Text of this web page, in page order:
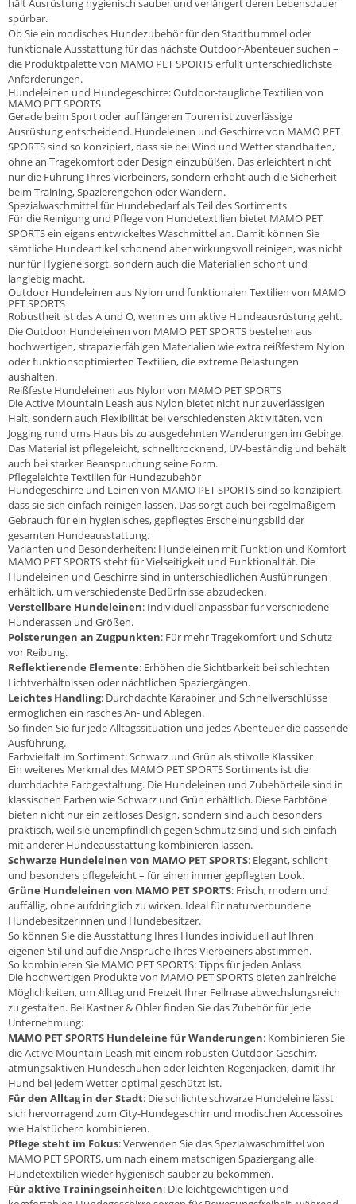
hält Ausrüstung hygienisch sauber und verlängert deren Lebensdauer
spürbar.
Ob Sie ein modisches Hundezubehör für den Stadtbummel oder
funktionale Ausstattung für das nächste Outdoor-Abenteuer suchen –
die Produktpalette von MAMO PET SPORTS erfüllt unterschiedlichste
Anforderungen.
Hundeleinen und Hundegeschirre: Outdoor-taugliche Textilien von
MAMO PET SPORTS
Gerade beim Sport oder auf längeren Touren ist zuverlässige
Ausrüstung entscheidend. Hundeleinen und Geschirre von MAMO PET
SPORTS sind so konzipiert, dass sie bei Wind und Wetter standhalten,
ohne an Tragekomfort oder Design einzubüßen. Das erleichtert nicht
nur die Führung Ihres Vierbeiners, sondern erhöht auch die Sicherheit
beim Training, Spazierengehen oder Wandern.
Spezialwaschmittel für Hundebedarf als Teil des Sortiments
Für die Reinigung und Pflege von Hundetextilien bietet MAMO PET
SPORTS ein eigens entwickeltes Waschmittel an. Damit können Sie
sämtliche Hundeartikel schonend aber wirkungsvoll reinigen, was nicht
nur für Hygiene sorgt, sondern auch die Materialien schont und
langlebig macht.
Outdoor Hundeleinen aus Nylon und funktionalen Textilien von MAMO
PET SPORTS
Robustheit ist das A und O, wenn es um aktive Hundeausrüstung geht.
Die Outdoor Hundeleinen von MAMO PET SPORTS bestehen aus
hochwertigen, strapazierfähigen Materialien wie extra reißfestem Nylon
oder funktionsoptimierten Textilien, die extreme Belastungen
aushalten.
Reißfeste Hundeleinen aus Nylon von MAMO PET SPORTS
Die Active Mountain Leash aus Nylon bietet nicht nur zuverlässigen
Halt, sondern auch Flexibilität bei verschiedensten Aktivitäten, von
Jogging rund ums Haus bis zu ausgedehnten Wanderungen im Gebirge.
Das Material ist pflegeleicht, schnelltrocknend, UV-beständig und behält
auch bei starker Beanspruchung seine Form.
Pflegeleichte Textilien für Hundezubehör
Hundegeschirre und Leinen von MAMO PET SPORTS sind so konzipiert,
dass sie sich einfach reinigen lassen. Das sorgt auch bei regelmäßigem
Gebrauch für ein hygienisches, gepflegtes Erscheinungsbild der
gesamten Hundeausstattung.
Varianten und Besonderheiten: Hundeleinen mit Funktion und Komfort
MAMO PET SPORTS steht für Vielseitigkeit und Funktionalität. Die
Hundeleinen und Geschirre sind in unterschiedlichen Ausführungen
erhältlich, um verschiedenste Bedürfnisse abzudecken.
Verstellbare Hundeleinen: Individuell anpassbar für verschiedene
Hunderassen und Größen.
Polsterungen an Zugpunkten: Für mehr Tragekomfort und Schutz
vor Reibung.
Reflektierende Elemente: Erhöhen die Sichtbarkeit bei schlechten
Lichtverhältnissen oder nächtlichen Spaziergängen.
Leichtes Handling: Durchdachte Karabiner und Schnellverschlüsse
ermöglichen ein rasches An- und Ablegen.
So finden Sie für jede Alltagssituation und jedes Abenteuer die passende
Ausführung.
Farbvielfalt im Sortiment: Schwarz und Grün als stilvolle Klassiker
Ein weiteres Merkmal des MAMO PET SPORTS Sortiments ist die
durchdachte Farbgestaltung. Die Hundeleinen und Zubehörteile sind in
klassischen Farben wie Schwarz und Grün erhältlich. Diese Farbtöne
bieten nicht nur ein zeitloses Design, sondern sind auch besonders
praktisch, weil sie unempfindlich gegen Schmutz sind und sich einfach
mit anderer Hundeausstattung kombinieren lassen.
Schwarze Hundeleinen von MAMO PET SPORTS: Elegant, schlicht
und besonders pflegeleicht – für einen immer gepflegten Look.
Grüne Hundeleinen von MAMO PET SPORTS: Frisch, modern und
auffällig, ohne aufdringlich zu wirken. Ideal für naturverbundene
Hundebesitzerinnen und Hundebesitzer.
So können Sie die Ausstattung Ihres Hundes individuell auf Ihren
eigenen Stil und auf die Ansprüche Ihres Vierbeiners abstimmen.
So kombinieren Sie MAMO PET SPORTS: Tipps für jeden Anlass
Die hochwertigen Produkte von MAMO PET SPORTS bieten zahlreiche
Möglichkeiten, um Alltag und Freizeit Ihrer Fellnase abwechslungsreich
zu gestalten. Bei Kastner & Öhler finden Sie das Zubehör für jede
Unternehmung:
MAMO PET SPORTS Hundeleine für Wanderungen: Kombinieren Sie
die Active Mountain Leash mit einem robusten Outdoor-Geschirr,
atmungsaktiven Hundeschuhen oder leichten Regenjacken, damit Ihr
Hund bei jedem Wetter optimal geschützt ist.
Für den Alltag in der Stadt: Die schlichte schwarze Hundeleine lässt
sich hervorragend zum City-Hundegeschirr und modischen Accessoires
wie Halstüchern kombinieren.
Pflege steht im Fokus: Verwenden Sie das Spezialwaschmittel von
MAMO PET SPORTS, um nach einem matschigen Spaziergang alle
Hundetextilien wieder hygienisch sauber zu bekommen.
Für aktive Trainingseinheiten: Die leichtgewichtigen und